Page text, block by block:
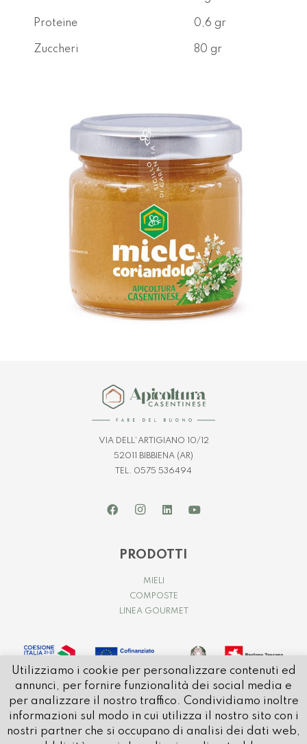
Proteine 0,6 gr
Zuccheri 80 gr
VIA DELL’ARTIGIANO 10/12
52011 BIBBIENA (AR)
TEL. 0575 536494
PRODOTTI
MIELI
COMPOSTE
LINEA GOURMET
Utilizziamo i cookie per personalizzare contenuti ed
annunci, per fornire funzionalità dei social media e
per analizzare il nostro traffico. Condividiamo inoltre
informazioni sul modo in cui utilizza il nostro sito con i
nostri partner che si occupano di analisi dei dati web,